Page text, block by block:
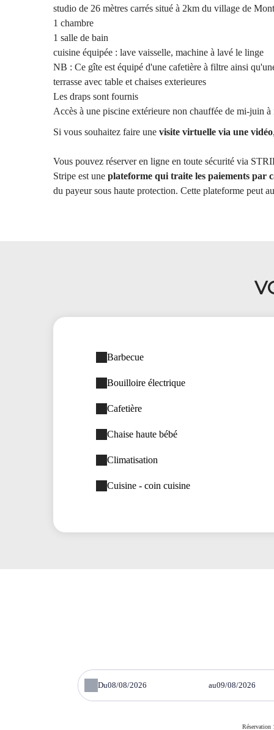
studio de 26 mètres carrés situé à 2km du village de
1 chambre
1 salle de bain
cuisine équipée : lave vaisselle, machine à lavé le linge
NB : Ce gîte est équipé d'une cafetière à filtre ainsi
terrasse avec table et chaises exterieures
Les draps sont fournis
Accès à une piscine extérieure non chauffée de mi-juin
Si vous souhaitez faire une visite virtuelle via une vidéo
Vous pouvez réserver en ligne en toute sécurité via
Stripe est une plateforme qui traite les paiements par
du payeur sous haute protection. Cette plateforme peut
Barbecue
Bouilloire électrique
Cafetière
Chaise haute bébé
Climatisation
Cuisine - coin cuisine
Du au
Réservation